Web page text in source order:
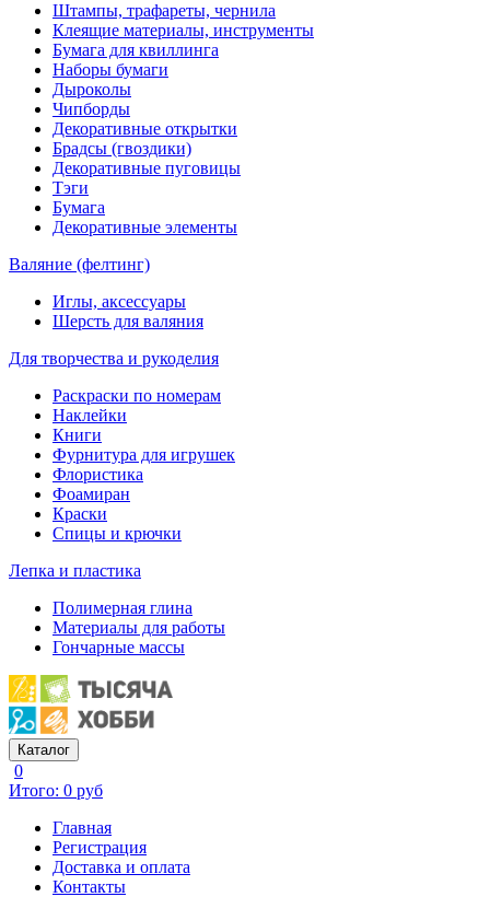
Штампы, трафареты, чернила
Клеящие материалы, инструменты
Бумага для квиллинга
Наборы бумаги
Дыроколы
Чипборды
Декоративные открытки
Брадсы (гвоздики)
Декоративные пуговицы
Тэги
Бумага
Декоративные элементы
Валяние (фелтинг)
Иглы, аксессуары
Шерсть для валяния
Для творчества и рукоделия
Раскраски по номерам
Наклейки
Книги
Фурнитура для игрушек
Флористика
Фоамиран
Краски
Спицы и крючки
Лепка и пластика
Полимерная глина
Материалы для работы
Гончарные массы
Каталог
0
Итого: 0 руб
Главная
Регистрация
Доставка и оплата
Контакты